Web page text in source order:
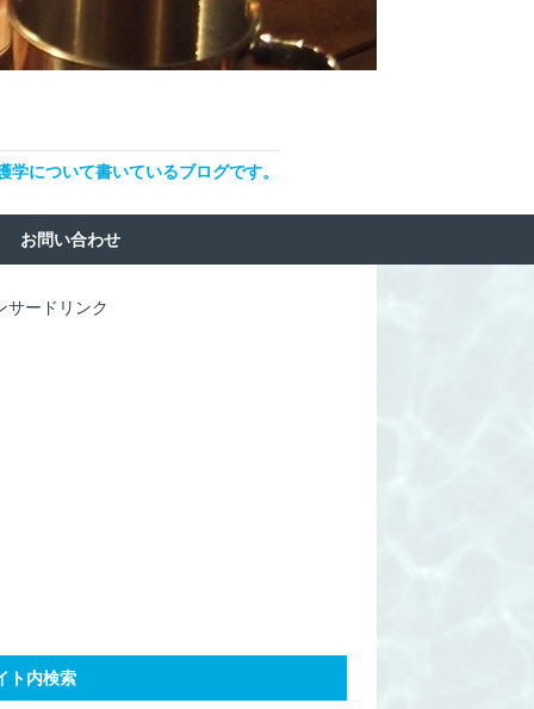
について書いているブログです。
お問い合わせ
サードリンク
ト内検索